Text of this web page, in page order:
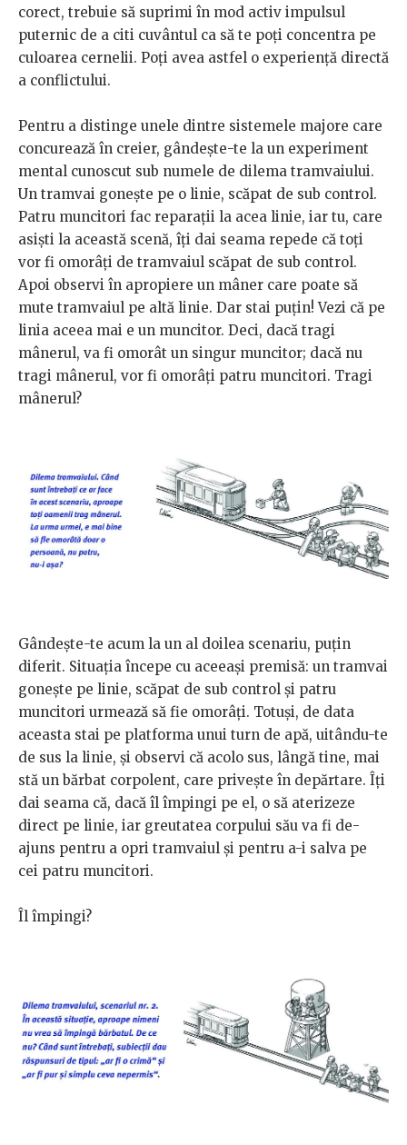
corect, trebuie să suprimi în mod activ impulsul
puternic de a citi cuvântul ca să te poţi concentra pe
culoarea cernelii. Poţi avea astfel o experienţă directă
a conflictului.
Pentru a distinge unele dintre sistemele majore care
concurează în creier, gândeşte-te la un experiment
mental cunoscut sub numele de dilema tramvaiului.
Un tramvai goneşte pe o linie, scăpat de sub control.
Patru muncitori fac reparaţii la acea linie, iar tu, care
asişti la această scenă, îţi dai seama repede că toţi
vor fi omorâţi de tramvaiul scăpat de sub control.
Apoi observi în apropiere un mâner care poate să
mute tramvaiul pe altă linie. Dar stai puţin! Vezi că pe
linia aceea mai e un muncitor. Deci, dacă tragi
mânerul, va fi omorât un singur muncitor; dacă nu
tragi mânerul, vor fi omorâţi patru muncitori. Tragi
mânerul?
Gândeşte-te acum la un al doilea scenariu, puţin
diferit. Situaţia începe cu aceeaşi premisă: un tramvai
goneşte pe linie, scăpat de sub control şi patru
muncitori urmează să fie omorâţi. Totuşi, de data
aceasta stai pe platforma unui turn de apă, uitându-te
de sus la linie, şi observi că acolo sus, lângă tine, mai
stă un bărbat corpolent, care priveşte în depărtare. Îţi
dai seama că, dacă îl împingi pe el, o să aterizeze
direct pe linie, iar greutatea corpului său va fi de-
ajuns pentru a opri tramvaiul şi pentru a-i salva pe
cei patru muncitori.
Îl împingi?